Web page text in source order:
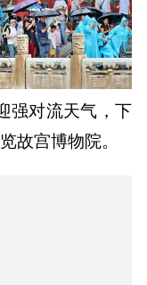
强对流天气，下
故宫博物院。